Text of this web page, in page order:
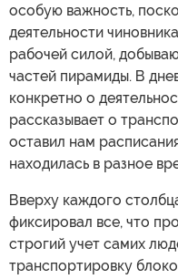
особую важность,
деятельности
рабочей силой,
частей пирамиды. В
конкретно о
рассказывает о
оставил нам
находилась в разное
Вверху каждого
фиксировал все, что
строгий учет самих
транспортировку